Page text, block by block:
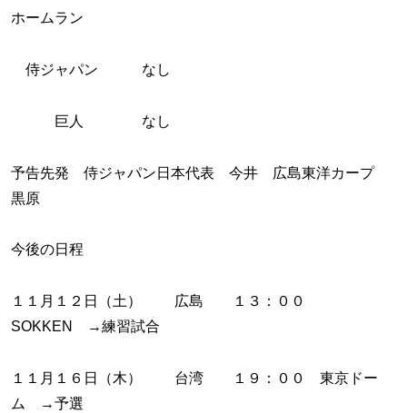
ホームラン
侍ジャパン なし
巨人 なし
予告先発 侍ジャパン日本代表 今井 広島東洋カープ
黒原
今後の日程
１１月１２日（土） 広島 １３：００
SOKKEN →練習試合
１１月１６日（木） 台湾 １９：００ 東京ドー
ム →予選